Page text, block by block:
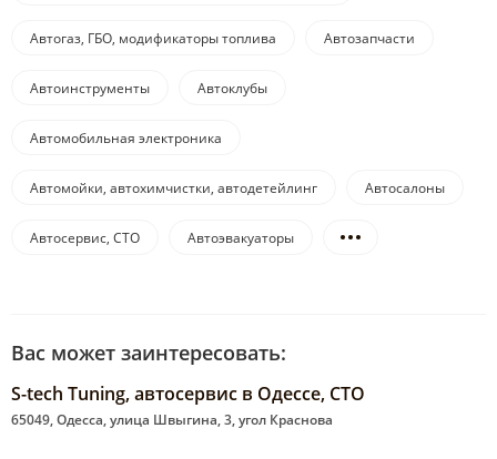
Автогаз, ГБО, модификаторы топлива Автозапчасти
Автоинструменты Автоклубы
Автомобильная электроника
Автомойки, автохимчистки, автодетейлинг Автосалоны
Автосервис, СТО Автоэвакуаторы
Вас может заинтересовать:
S-tech Tuning, автосервис в Одессе, СТО
65049, Одесса, улица Швыгина, 3, угол Краснова